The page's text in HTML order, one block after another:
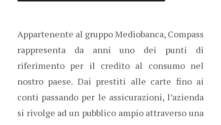
Appartenente al gruppo Mediobanca, Compass
rappresenta da anni uno dei punti di
riferimento per il credito al consumo nel
nostro paese. Dai prestiti alle carte fino ai
conti passando per le assicurazioni, l’azienda
si rivolge ad un pubblico ampio attraverso una